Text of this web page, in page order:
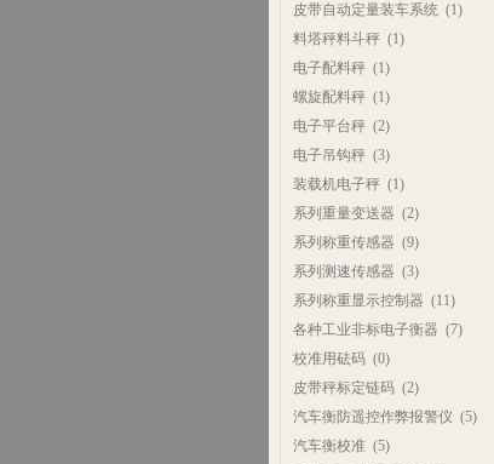
皮带自动定量装车系统(1)
料塔秤料斗秤(1)
电子配料秤(1)
螺旋配料秤(1)
电子平台秤(2)
电子吊钩秤(3)
装载机电子秤(1)
系列重量变送器 (2)
系列称重传感器 (9)
系列测速传感器 (3)
系列称重显示控制器 (11)
各种工业非标电子衡器 (7)
校准用砝码(0)
皮带秤标定链码(2)
汽车衡防遥控作弊报警仪 (5)
汽车衡校准(5)